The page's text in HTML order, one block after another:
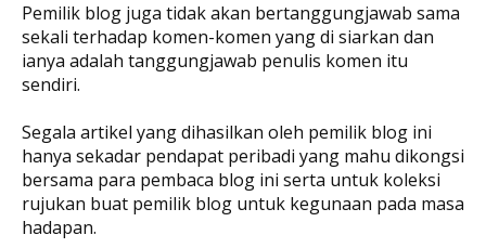
Pemilik blog juga tidak akan bertanggungjawab sama
sekali terhadap komen-komen yang di siarkan dan
ianya adalah tanggungjawab penulis komen itu
sendiri.
Segala artikel yang dihasilkan oleh pemilik blog ini
hanya sekadar pendapat peribadi yang mahu dikongsi
bersama para pembaca blog ini serta untuk koleksi
rujukan buat pemilik blog untuk kegunaan pada masa
hadapan.